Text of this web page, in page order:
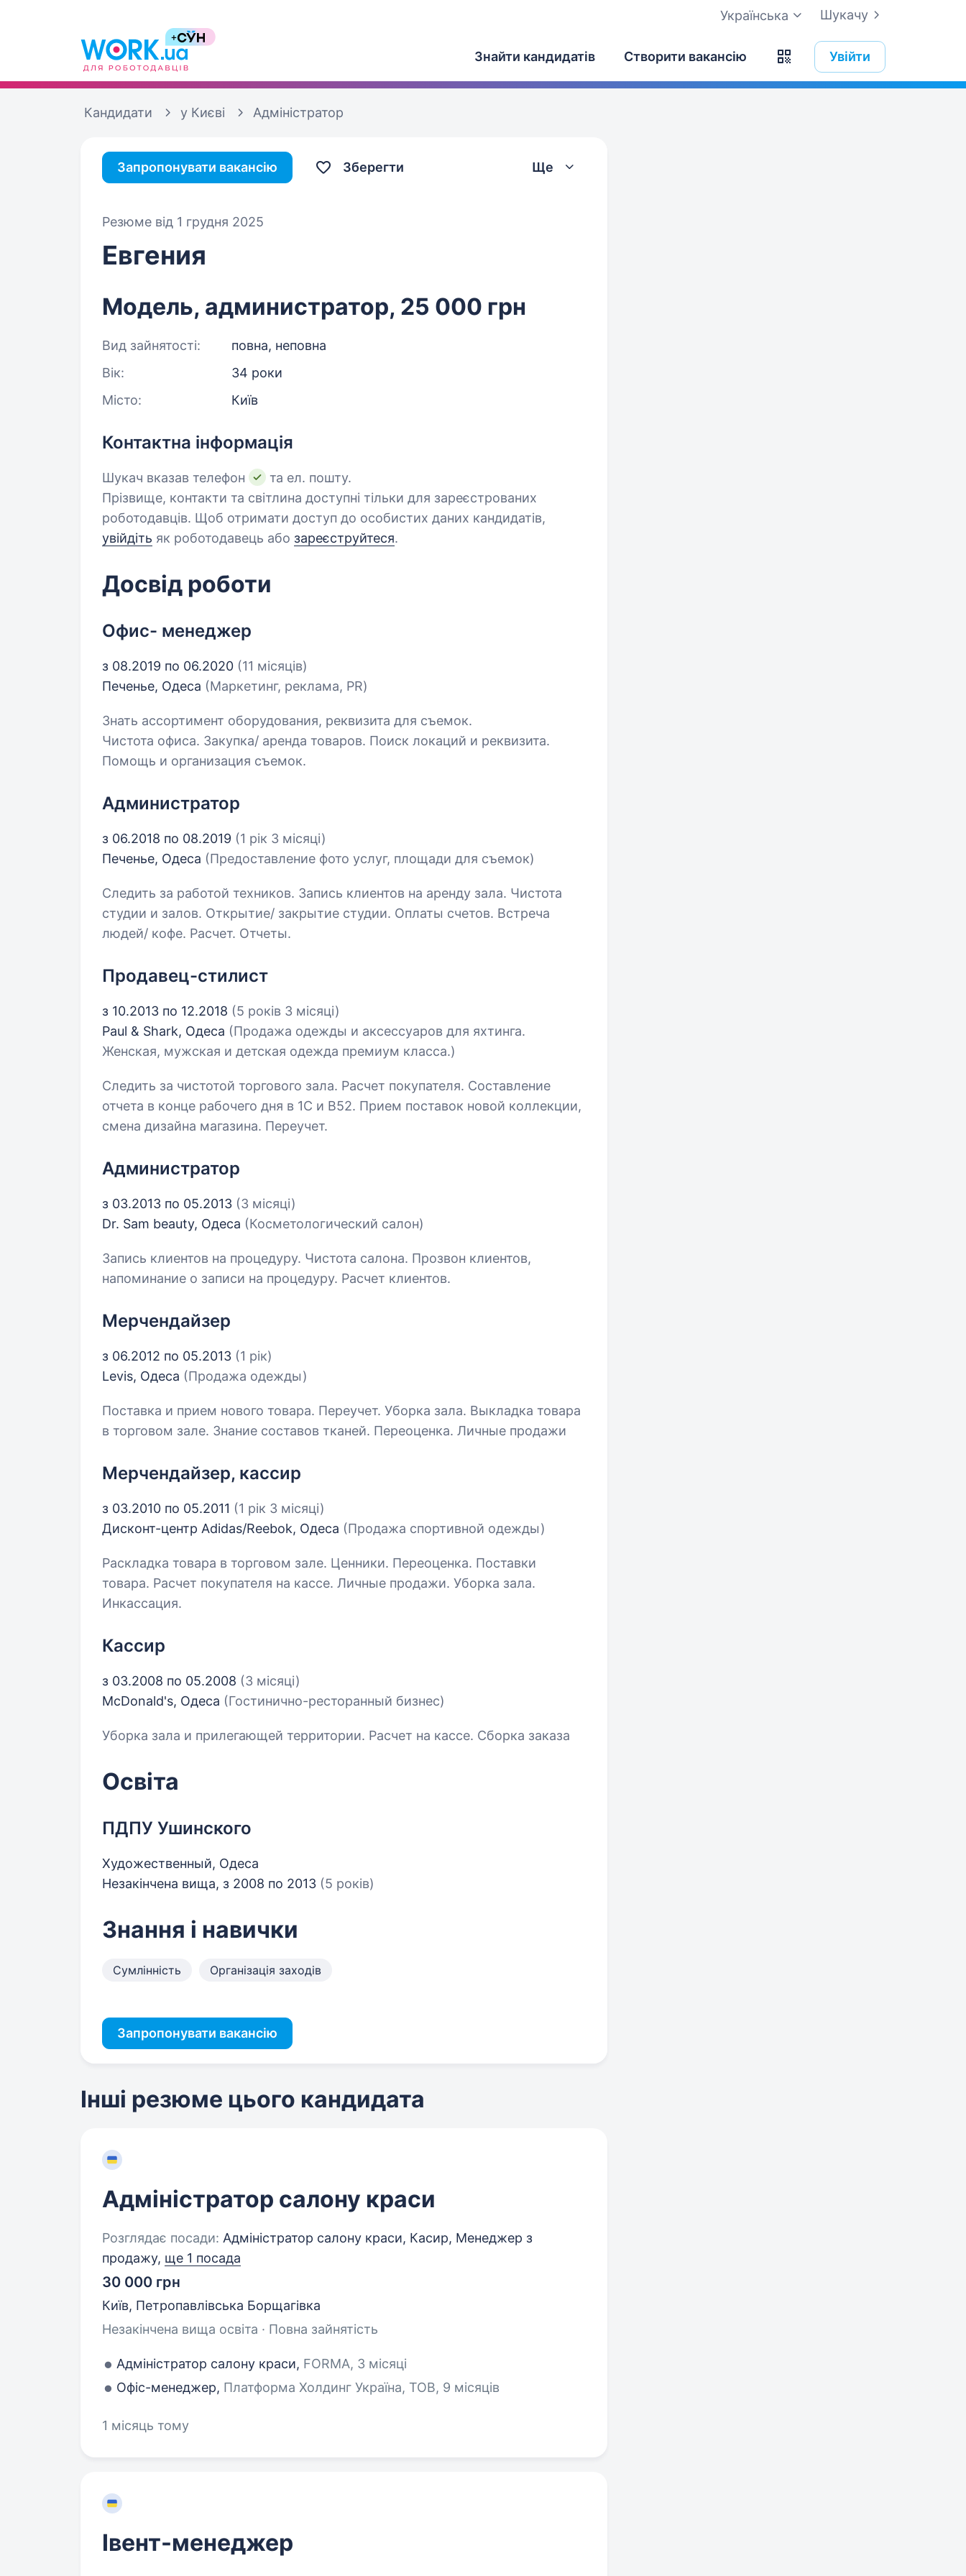
Шукачу
Українська
Знайти кандидатів Створити вакансію Увійти
Кандидати у Києві Адміністратор
Запропонувати вакансію Зберегти Ще
Резюме від 1 грудня 2025
Евгения
Модель, администратор, 25 000 грн
Вид зайнятості:
повна, неповна
Вік:
34 роки
Місто:
Київ
Контактна інформація
Шукач вказав телефон
та ел. пошту.
Прізвище, контакти та світлина доступні тільки для зареєстрованих
роботодавців. Щоб отримати доступ до особистих даних кандидатів,
увійдіть як роботодавець або зареєструйтеся.
Досвід роботи
Офис- менеджер
з 08.2019 по 06.2020 (11 місяців)
Печенье, Одеса (Маркетинг, реклама, PR)
Знать ассортимент оборудования, реквизита для съемок.
Чистота офиса. Закупка/ аренда товаров. Поиск локаций и реквизита.
Помощь и организация съемок.
Администратор
з 06.2018 по 08.2019 (1 рік 3 місяці)
Печенье, Одеса (Предоставление фото услуг, площади для съемок)
Следить за работой техников. Запись клиентов на аренду зала. Чистота
студии и залов. Открытие/ закрытие студии. Оплаты счетов. Встреча
людей/ кофе. Расчет. Отчеты.
Продавец-стилист
з 10.2013 по 12.2018 (5 років 3 місяці)
Paul & Shark, Одеса (Продажа одежды и аксессуаров для яхтинга.
Женская, мужская и детская одежда премиум класса.)
Следить за чистотой торгового зала. Расчет покупателя. Составление
отчета в конце рабочего дня в 1С и В52. Прием поставок новой коллекции,
смена дизайна магазина. Переучет.
Администратор
з 03.2013 по 05.2013 (3 місяці)
Dr. Sam beauty, Одеса (Косметологический салон)
Запись клиентов на процедуру. Чистота салона. Прозвон клиентов,
напоминание о записи на процедуру. Расчет клиентов.
Мерчендайзер
з 06.2012 по 05.2013 (1 рік)
Levis, Одеса (Продажа одежды)
Поставка и прием нового товара. Переучет. Уборка зала. Выкладка товара
в торговом зале. Знание составов тканей. Переоценка. Личные продажи
Мерчендайзер, кассир
з 03.2010 по 05.2011 (1 рік 3 місяці)
Дисконт-центр Adidas/Reebok, Одеса (Продажа спортивной одежды)
Раскладка товара в торговом зале. Ценники. Переоценка. Поставки
товара. Расчет покупателя на кассе. Личные продажи. Уборка зала.
Инкассация.
Кассир
з 03.2008 по 05.2008 (3 місяці)
McDonald's, Одеса (Гостинично-ресторанный бизнес)
Уборка зала и прилегающей территории. Расчет на кассе. Сборка заказа
Освіта
ПДПУ Ушинского
Художественный, Одеса
Незакінчена вища, з 2008 по 2013 (5 років)
Знання і навички
Сумлінність Організація заходів
Запропонувати вакансію
Інші резюме цього кандидата
Адміністратор салону краси
Розглядає посади: Адміністратор салону краси, Касир, Менеджер з
продажу, ще 1 посада
30 000 грн
Київ, Петропавлівська Борщагівка
Незакінчена вища освіта · Повна зайнятість
Адміністратор салону краси, FORMA, 3 місяці
Офіс-менеджер, Платформа Холдинг Україна, ТОВ, 9 місяців
1 місяць тому
Івент-менеджер